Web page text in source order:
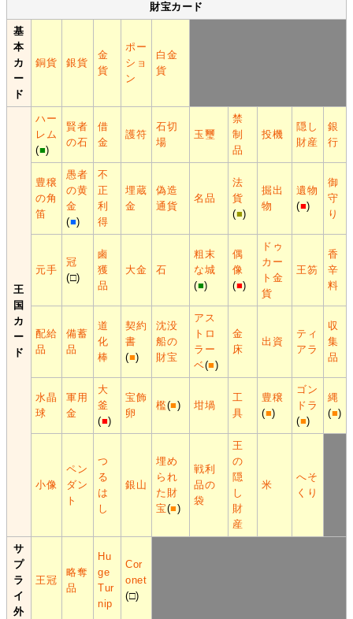
財宝カード
基
本
カ
ー
ド
銅貨 銀貨
金
貨
ポー
ショ
ン
白金
貨
王
国
カ
ー
ド
ハー
レム
(■)
賢者
の石
借
金
護符
石切
場
玉璽
禁
制
品
投機
隠し
財産
銀
行
豊穣
の角
笛
愚者
の黄
金
(■)
不
正
利
得
埋蔵
金
偽造
通貨
名品
法
貨
(■)
掘出
物
遺物
(■)
御
守
り
元手
冠
(□)
鹵
獲
品
大金 石
粗末
な城
(■)
偶
像
(■)
ドゥ
カー
ト金
貨
王笏
香
辛
料
配給
品
備蓄
品
道
化
棒
契約
書
(■)
沈没
船の
財宝
アス
トロ
ラー
ベ(■)
金
床
出資
ティ
アラ
収
集
品
水晶
球
軍用
金
大
釜
(■)
宝飾
卵
檻(■) 坩堝
工
具
豊穣
(■)
ゴン
ドラ
(■)
縄
(■)
小像
ペン
ダン
ト
つ
る
は
し
銀山
埋め
られ
た財
宝(■)
戦利
品の
袋
王
の
隠
し
財
産
米
へそ
くり
サ
プ
ラ
イ
外
王冠
略奪
品
Hu
ge
Tur
nip
Cor
onet
(□)